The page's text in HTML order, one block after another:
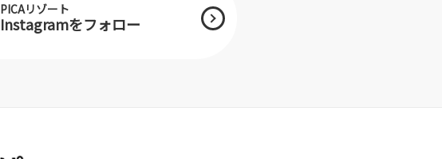
PICAリゾート
Instagramをフォロー